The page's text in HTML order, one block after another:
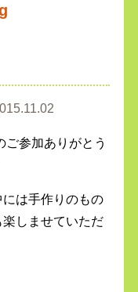
参加ありがとう
は手作りのもの
しませていただ